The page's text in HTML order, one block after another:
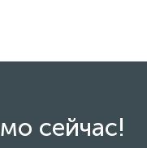
сейчас!